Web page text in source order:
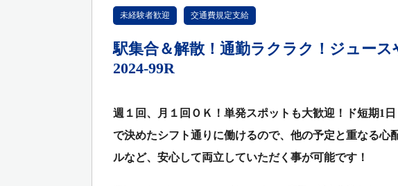
未経験者歓迎 交通費規定支給
駅集合＆解散！通勤ラクラク！ジュー
2024-99R
週１回、月１回ＯＫ！単発スポットも大歓迎！ド短期1
で決めたシフト通りに働けるので、他の予定と重なる
ルなど、安心して両立していただく事が可能です！